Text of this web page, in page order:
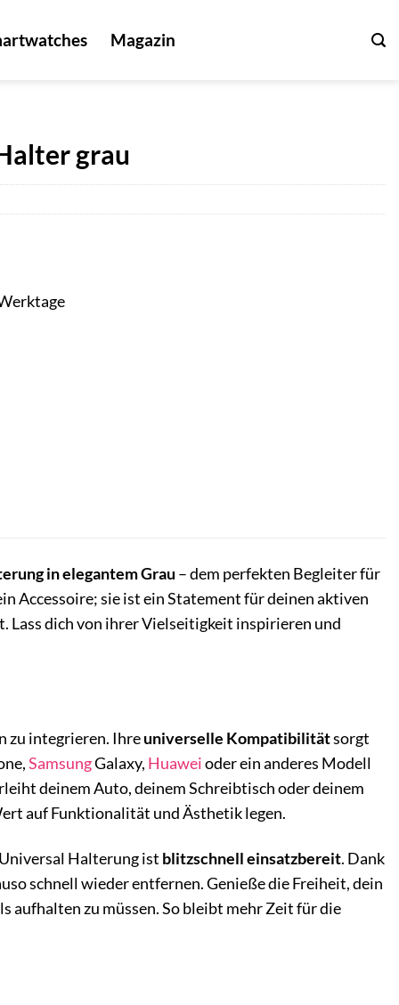
Magazin
grau
in elegantem Grau – dem perfekten Begleiter für
Accessoire; sie ist ein Statement für deinen aktiven
Lass dich von ihrer Vielseitigkeit inspirieren und
zu integrieren. Ihreuniverselle Kompatibilitätsorgt
SamsungGalaxy, Huaweioder ein anderes Modell
deinem Auto, deinem Schreibtisch oder deinem
auf Funktionalität und Ästhetik legen.
Halterung ist blitzschnell einsatzbereit. Dank
schnell wieder entfernen. Genieße die Freiheit, dein
aufhalten zu müssen. So bleibt mehr Zeit für die